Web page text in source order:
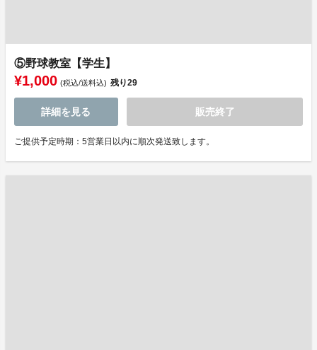
⑤野球教室【学生】
¥1,000 (税込/送料込) 残り29
詳細を見る 販売終了
ご提供予定時期：5営業日以内に順次発送致します。